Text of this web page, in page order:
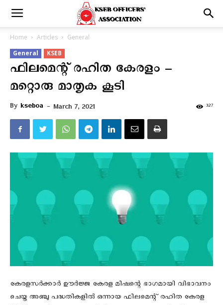
Home Articles
General
General
KSEB
ഫിലമെന്റ് രഹിത കേരളം –
മറ്റൊരു മാതൃക കൂടി
By kseboa - March 7, 2021 327
കേരളസർക്കാർ‍‍‍ ഊർജ്ജ കേരള മിഷന്റെ ഭാഗമായി വിഭാവനം
ചെയ്ത അഞ്ചു പദ്ധതികളിൽ‍‍‍ ഒന്നായ ഫിലമെന്റ് രഹിത കേരള